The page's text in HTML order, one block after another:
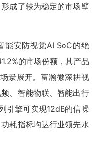
成了较为稳定的市场壁
能安防视觉AI SoC的绝
的市场份额，其产品
景展开。富瀚微深耕视
、智能物联、智能出行
引擎可实现12dB的信噪
耗指标均达行业领先水